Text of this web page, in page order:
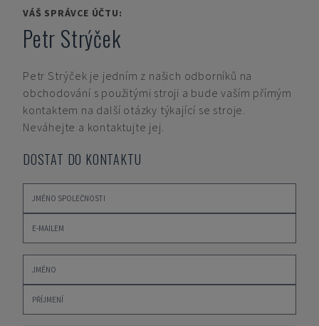
VÁŠ SPRÁVCE ÚČTU:
Petr Strýček
Petr Strýček je jedním z našich odborníků na
obchodování s použitými stroji a bude vaším přímým
kontaktem na další otázky týkající se stroje.
Neváhejte a kontaktujte jej.
DOSTAT DO KONTAKTU